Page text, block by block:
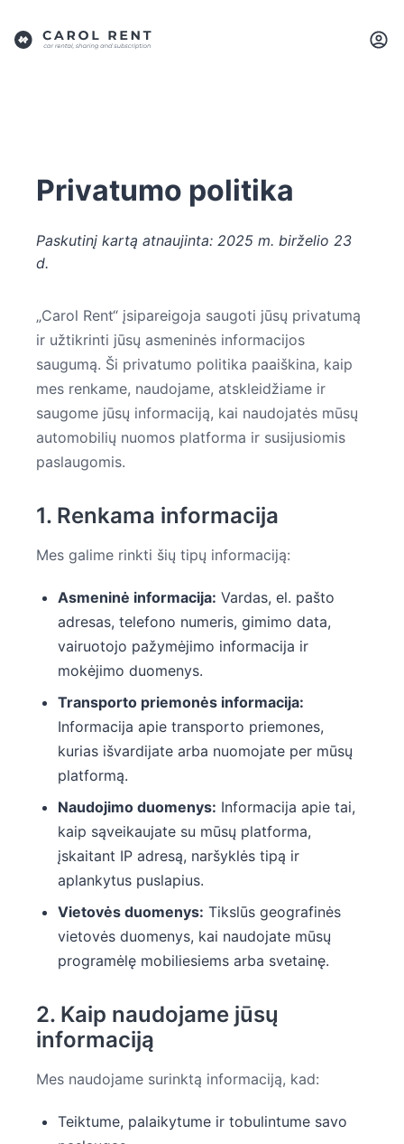
Privatumo politika
Paskutinį kartą atnaujinta: 2025 m. birželio 23
d.
„Carol Rent“ įsipareigoja saugoti jūsų privatumą
ir užtikrinti jūsų asmeninės informacijos
saugumą. Ši privatumo politika paaiškina, kaip
mes renkame, naudojame, atskleidžiame ir
saugome jūsų informaciją, kai naudojatės mūsų
automobilių nuomos platforma ir susijusiomis
paslaugomis.
1. Renkama informacija
Mes galime rinkti šių tipų informaciją:
Asmeninė informacija: Vardas, el. pašto
adresas, telefono numeris, gimimo data,
vairuotojo pažymėjimo informacija ir
mokėjimo duomenys.
Transporto priemonės informacija:
Informacija apie transporto priemones,
kurias išvardijate arba nuomojate per mūsų
platformą.
Naudojimo duomenys: Informacija apie tai,
kaip sąveikaujate su mūsų platforma,
įskaitant IP adresą, naršyklės tipą ir
aplankytus puslapius.
Vietovės duomenys: Tikslūs geografinės
vietovės duomenys, kai naudojate mūsų
programėlę mobiliesiems arba svetainę.
2. Kaip naudojame jūsų
informaciją
Mes naudojame surinktą informaciją, kad:
Teiktume, palaikytume ir tobulintume savo